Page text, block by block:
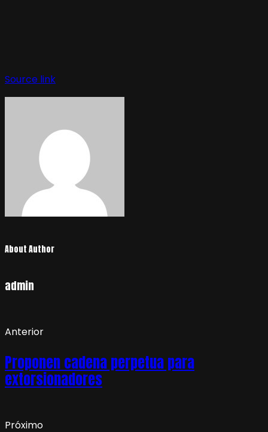
Source link
About Author
admin
Anterior
Proponen cadena perpetua para
extorsionadores
Próximo